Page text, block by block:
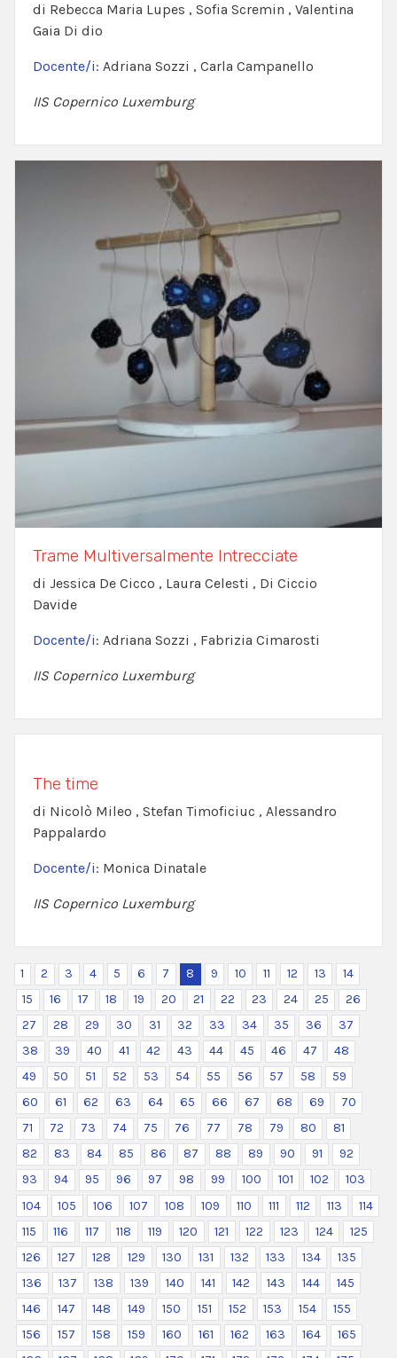
di Rebecca Maria Lupes , Sofia Scremin , Valentina
Gaia Di dio
Docente/i: Adriana Sozzi , Carla Campanello
IIS Copernico Luxemburg
Trame Multiversalmente Intrecciate
di Jessica De Cicco , Laura Celesti , Di Ciccio
Davide
Docente/i: Adriana Sozzi , Fabrizia Cimarosti
IIS Copernico Luxemburg
The time
di Nicolò Mileo , Stefan Timoficiuc , Alessandro
Pappalardo
Docente/i: Monica Dinatale
IIS Copernico Luxemburg
1 2 3 4 5 6 7 8 9 10 11 12 13
14
15
16 17 18 19 20 21 22 23 24 25
26
27
28 29 30 31 32 33 34 35 36
37
38
39 40 41 42 43 44 45 46 47
48
49
50 51 52 53 54 55 56 57 58
59
60
61 62 63 64 65 66 67 68 69
70
71
72 73 74 75 76 77 78 79 80
81
82
83 84 85 86 87 88 89 90 91
92
93
94 95 96 97 98 99 100 101 102
103
104
105 106 107 108 109 110 111 112 113
114
115
116 117 118 119 120 121 122 123 124
125
126
127 128 129 130 131 132 133 134
135
136
137 138 139 140 141 142 143 144
145
146
147 148 149 150 151 152 153 154
155
156
157 158 159 160 161 162 163 164
165